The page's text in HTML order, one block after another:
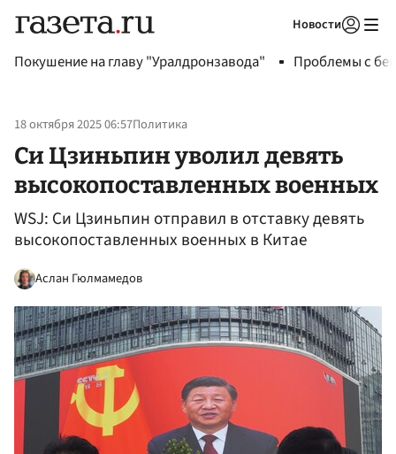
Новости
Покушение на главу "Уралдронзавода" Проблемы с
18 октября 2025 06:57Политика
Си Цзиньпин уволил девять
высокопоставленных военных
WSJ: Си Цзиньпин отправил в отставку девять
высокопоставленных военных в Китае
Аслан Гюлмамедов